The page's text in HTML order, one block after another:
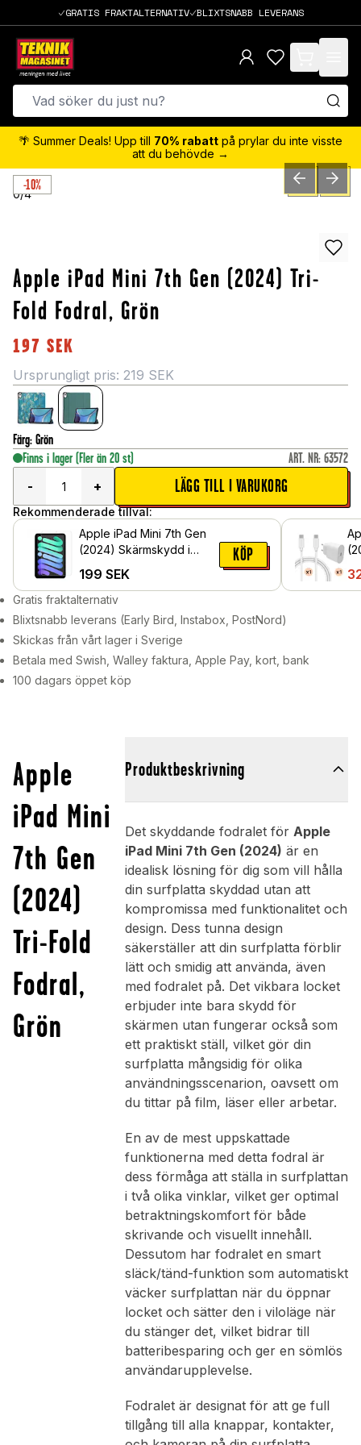
GRATIS FRAKTALTERNATIV BLIXTSNABB LEVERANS
items in cart,
🌴 Summer Deals! Upp till 70% rabatt på prylar du inte visste
att du behövde →
-10%
0/4 PREVIOUSNEXT
Apple iPad Mini 7th Gen (2024) Tri-
Fold Fodral, Grön
197 SEK
Ursprungligt pris: 219 SEK
Färg: Grön
Finns i lager (Fler än 20 st) ART. NR: 63572
-
+ LÄGG TILL I VARUKORG
Rekommenderade tillval:
Apple iPad Mini 7th Gen
(2024) Skärmskydd i
199 SEK
KÖP
Gratis fraktalternativ
Blixtsnabb leverans (Early Bird, Instabox, PostNord)
Skickas från vårt lager i Sverige
Betala med Swish, Walley faktura, Apple Pay, kort, bank
100 dagars öppet köp
Apple
iPad Mini
7th Gen
(2024)
Tri-Fold
Fodral,
Grön
Produktbeskrivning
Det skyddande fodralet för Apple
iPad Mini 7th Gen (2024) är en
idealisk lösning för dig som vill hålla
din surfplatta skyddad utan att
kompromissa med funktionalitet och
design. Dess tunna design
säkerställer att din surfplatta förblir
lätt och smidig att använda, även
med fodralet på. Det vikbara locket
erbjuder inte bara skydd för
skärmen utan fungerar också som
ett praktiskt ställ, vilket gör din
surfplatta mångsidig för olika
användningsscenarion, oavsett om
du tittar på film, läser eller arbetar.
En av de mest uppskattade
funktionerna med detta fodral är
dess förmåga att ställa in surfplattan
i två olika vinklar, vilket ger optimal
betraktningskomfort för både
skrivande och visuellt innehåll.
Dessutom har fodralet en smart
släck/tänd-funktion som automatiskt
väcker surfplattan när du öppnar
locket och sätter den i viloläge när
du stänger det, vilket bidrar till
batteribesparing och ger en sömlös
användarupplevelse.
Fodralet är designat för att ge full
tillgång till alla knappar, kontakter,